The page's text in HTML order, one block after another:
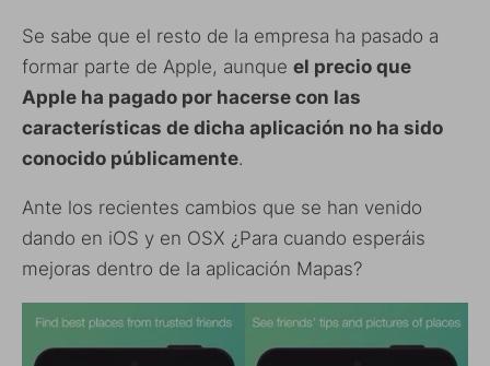
Se sabe que el resto de la empresa ha pasado a
formar parte de Apple, aunque el precio que
Apple ha pagado por hacerse con las
características de dicha aplicación no ha sido
conocido públicamente.
Ante los recientes cambios que se han venido
dando en iOS y en OSX ¿Para cuando esperáis
mejoras dentro de la aplicación Mapas?